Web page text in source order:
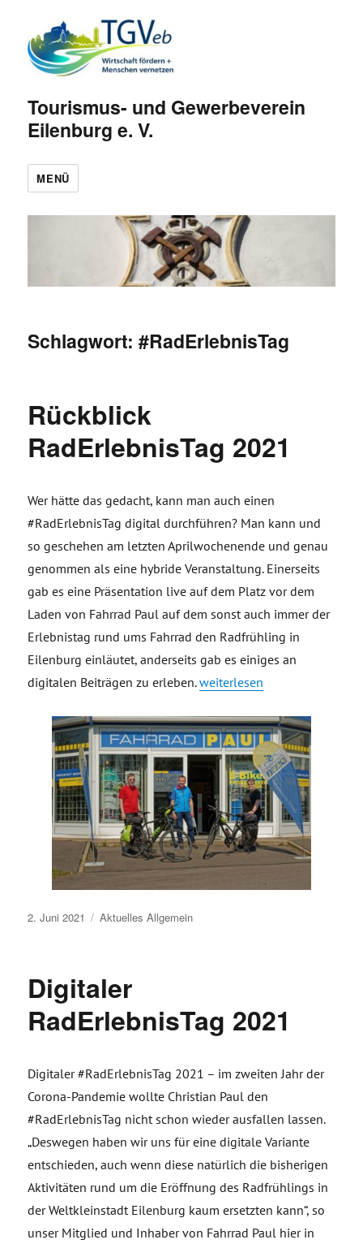
Tourismus- und Gewerbeverein
Eilenburg e. V.
MENÜ
Schlagwort:#RadErlebnisTag
Rückblick
RadErlebnisTag 2021
Wer hätte das gedacht, kann man auch einen
#RadErlebnisTag digital durchführen? Man kann und
so geschehen am letzten Aprilwochenende und genau
genommen als eine hybride Veranstaltung. Einerseits
gab es eine Präsentation live auf dem Platz vor dem
Laden von Fahrrad Paul auf dem sonst auch immer der
Erlebnistag rund ums Fahrrad den Radfrühling in
Eilenburg einläutet, anderseits gab es einiges an
digitalen Beiträgen zu erleben.„Rückblick RadErlebnisTag
weiterlesen
Veröffentlicht
2. Juni 2021 Aktuelles Allgemein
Digitaler
RadErlebnisTag 2021
Digitaler #RadErlebnisTag 2021 – im zweiten Jahr der
Corona-Pandemie wollte Christian Paul den
#RadErlebnisTag nicht schon wieder ausfallen lassen.
„Deswegen haben wir uns für eine digitale Variante
entschieden, auch wenn diese natürlich die bisherigen
Aktivitäten rund um die Eröffnung des Radfrühlings in
der Weltkleinstadt Eilenburg kaum ersetzten kann“, so
unser Mitglied und Inhaber von Fahrrad Paul hier in